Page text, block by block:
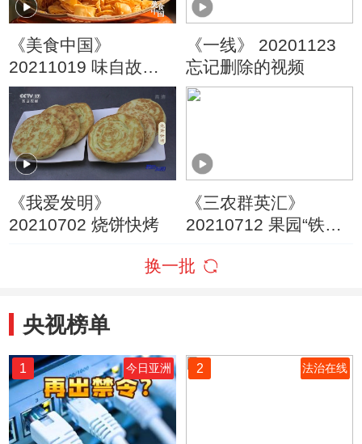
《美食中国》
20211019 味自故乡
来（2）
《一线》 20201123
忘记删除的视频
《我爱发明》
20210702 烧饼快烤
《三农群英汇》
20210712 果园“铁姑
换一批
央视榜单
1 今日亚洲 2 法治在线